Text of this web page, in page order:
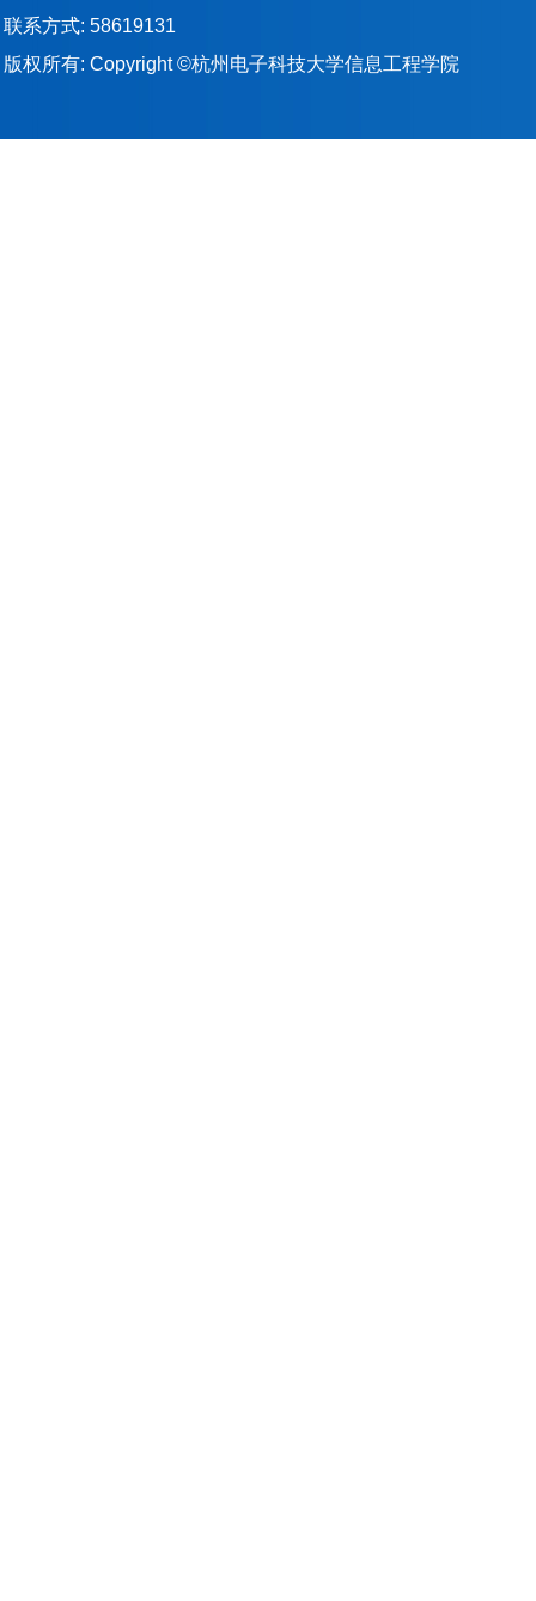
联系方式: 58619131
版权所有: Copyright ©杭州电子科技大学信息工程学院